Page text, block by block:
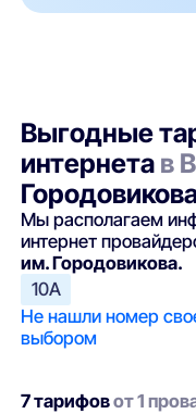
Выгодные
интернета в
Мы располагаем
интернет
им. Городовикова.
10А
Не нашли номер
выбором
7 тарифовот 1